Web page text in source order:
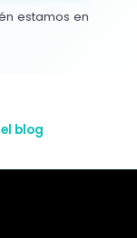
estamos en
blog